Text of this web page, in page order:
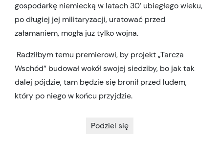
gospodarkę niemiecką w latach 30’ ubiegłego wieku,
po długiej jej militaryzacji, uratować przed
załamaniem, mogła już tylko wojna.
Radziłbym temu premierowi, by projekt „Tarcza
Wschód” budował wokół swojej siedziby, bo jak tak
dalej pójdzie, tam będzie się bronił przed ludem,
który po niego w końcu przyjdzie.
Podziel się